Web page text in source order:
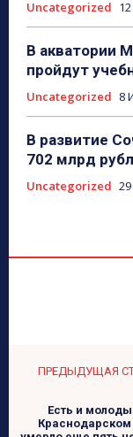
Uncategorized
В акватории
пройдут
Uncategorized 8
В развитие
702 млрд
Uncategorized
ПРЕДЫДУЩАЯ
Есть и
Краснодарском